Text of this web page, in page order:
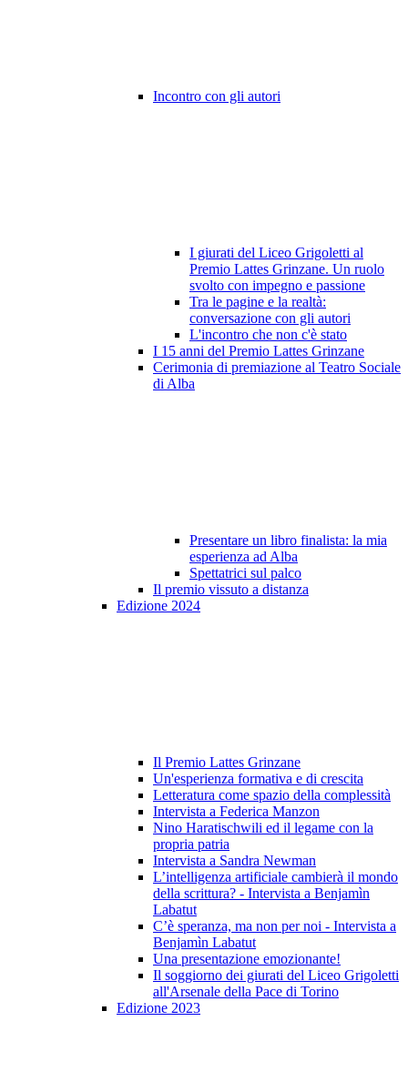
Incontro con gli autori
I giurati del Liceo Grigoletti al
Premio Lattes Grinzane. Un ruolo
svolto con impegno e passione
Tra le pagine e la realtà:
conversazione con gli autori
L'incontro che non c'è stato
I 15 anni del Premio Lattes Grinzane
Cerimonia di premiazione al Teatro Sociale
di Alba
Presentare un libro finalista: la mia
esperienza ad Alba
Spettatrici sul palco
Il premio vissuto a distanza
Edizione 2024
Il Premio Lattes Grinzane
Un'esperienza formativa e di crescita
Letteratura come spazio della complessità
Intervista a Federica Manzon
Nino Haratischwili ed il legame con la
propria patria
Intervista a Sandra Newman
L’intelligenza artificiale cambierà il mondo
della scrittura? - Intervista a Benjamìn
Labatut
C’è speranza, ma non per noi - Intervista a
Benjamìn Labatut
Una presentazione emozionante!
Il soggiorno dei giurati del Liceo Grigoletti
all'Arsenale della Pace di Torino
Edizione 2023